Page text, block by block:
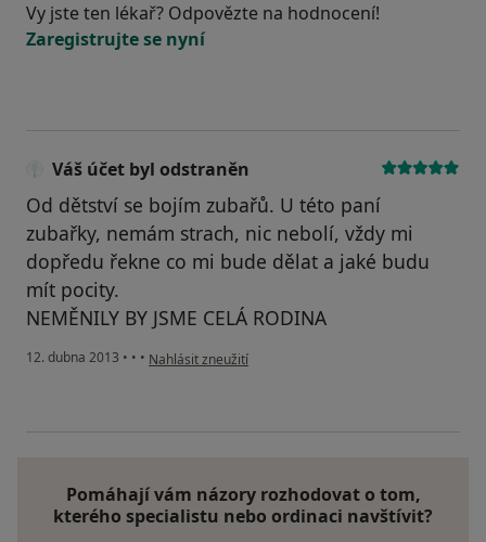
Vy jste ten lékař? Odpovězte na hodnocení!
Zaregistrujte se nyní
Váš účet byl odstraněn
Od dětství se bojím zubařů. U této paní
zubařky, nemám strach, nic nebolí, vždy mi
dopředu řekne co mi bude dělat a jaké budu
mít pocity.
NEMĚNILY BY JSME CELÁ RODINA
12. dubna 2013 • • • podle názoru uživatele Váš účet byl odstraněn
Nahlásit zneužití
Pomáhají vám názory rozhodovat o tom,
kterého specialistu nebo ordinaci navštívit?